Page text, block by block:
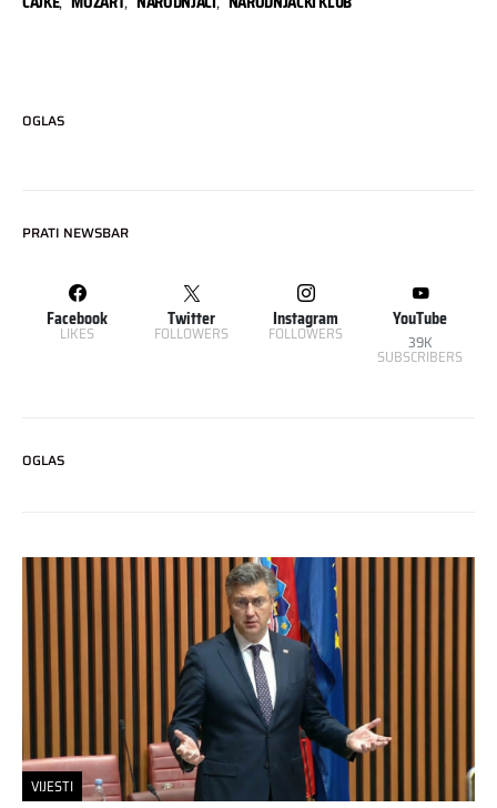
OGLAS
PRATI NEWSBAR
Facebook
LIKES
Twitter
FOLLOWERS
Instagram
FOLLOWERS
YouTube
39K
SUBSCRIBERS
OGLAS
VIJESTI